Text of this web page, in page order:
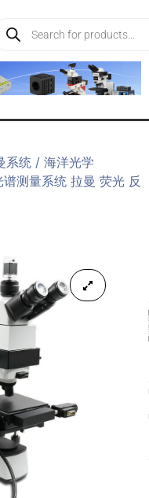
系统 / 海洋光学
测量系统 拉曼 荧光 反